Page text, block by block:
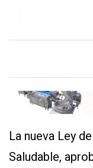
PREMIO
SERVICIOS
La nueva Ley
Saludable,